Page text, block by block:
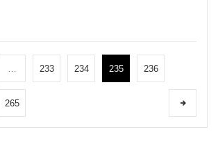
233 234 235 236
265